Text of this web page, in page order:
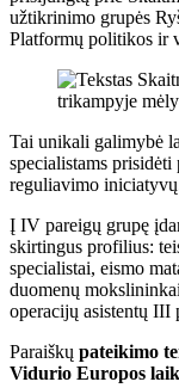
užtikrinimo grupės
Platformų politikos ir
Tai unikali galimybė
specialistams
reguliavimo
Į IV pareigų grupę
skirtingus profilius:
specialistai, eismo
duomenų
operacijų asistentų III
Paraiškų pateikimo
Vidurio Europos